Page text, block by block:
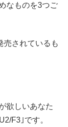
なものを3つご
売されているも
欲しいあなた
F3｣です。